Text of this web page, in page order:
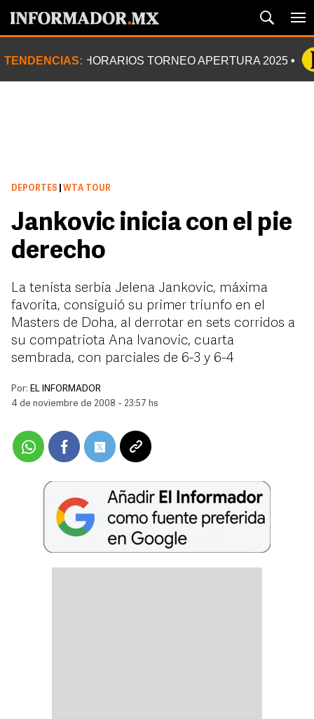
TENDENCIAS: HORARIOS TORNEO APERTURA 2025
DEPORTES WTA TOUR
Jankovic inicia con el pie
derecho
La tenista serbia Jelena Jankovic, máxima
favorita, consiguió su primer triunfo en el
Masters de Doha, al derrotar en sets corridos a
su compatriota Ana Ivanovic, cuarta
sembrada, con parciales de 6-3 y 6-4
Por: EL INFORMADOR
4 de noviembre de 2008 - 23:57 hs